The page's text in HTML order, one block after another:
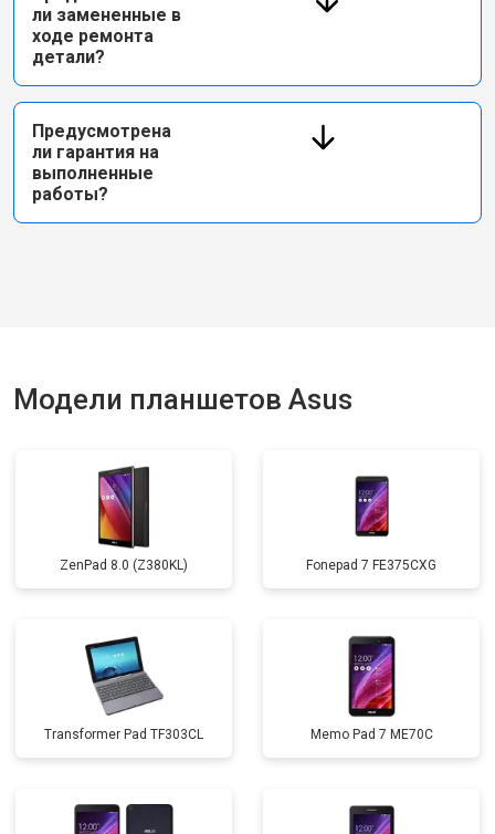
ли замененные в
ходе ремонта
детали?
Предусмотрена
ли гарантия на
выполненные
работы?
Модели планшетов Asus
ZenPad 8.0 (Z380KL) Fonepad 7 FE375CXG
Transformer Pad TF303CL Memo Pad 7 ME70C